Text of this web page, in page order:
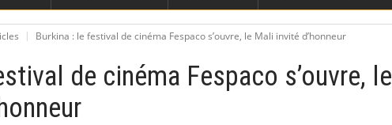
Burkina : le festival de cinéma Fespaco s’ouvre, le Mali invité d’honneur
de cinéma Fespaco s’ouvre, le